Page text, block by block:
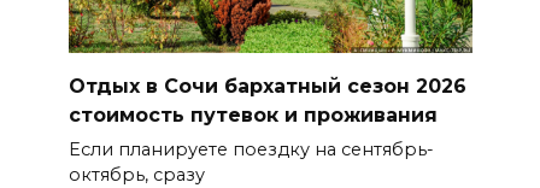
Отдых в Сочи бархатный сезон 2026
стоимость путевок и проживания
Если планируете поездку на сентябрь-
октябрь, сразу